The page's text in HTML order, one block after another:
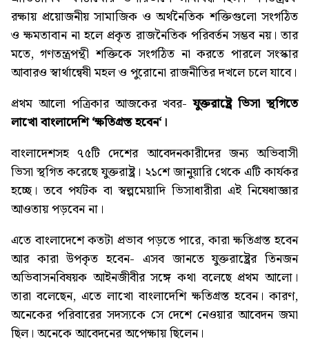
রক্ষায় প্রয়োজনীয় সামাজিক ও অর্থনৈতিক শক্তিগুলো সংগঠিত
ও ক্ষমতাবান না হলে প্রকৃত রাজনৈতিক পরিবর্তন সম্ভব নয়। তার
মতে, গণতন্ত্রপন্থী শক্তিকে সংগঠিত না করতে পারলে সংস্কার
আবারও স্বার্থান্বেষী মহল ও পুরোনো রাজনীতির দখলে চলে যাবে।
প্রথম আলো পত্রিকার আজকের খবর- যুক্তরাষ্ট্রে ভিসা স্থগিতে
লাখো বাংলাদেশি ‘ক্ষতিগ্রস্ত হবেন‘।
বাংলাদেশসহ ৭৫টি দেশের আবেদনকারীদের জন্য অভিবাসী
ভিসা স্থগিত করেছে যুক্তরাষ্ট্র। ২১শে জানুয়ারি থেকে এটি কার্যকর
হচ্ছে। তবে পর্যটক বা স্বল্পমেয়াদি ভিসাধারীরা এই নিষেধাজ্ঞার
আওতায় পড়বেন না।
এতে বাংলাদেশে কতটা প্রভাব পড়তে পারে, কারা ক্ষতিগ্রস্ত হবেন
আর কারা উপকৃত হবেন- এসব জানতে যুক্তরাষ্ট্রের তিনজন
অভিবাসনবিষয়ক আইনজীবীর সঙ্গে কথা বলেছে প্রথম আলো।
তারা বলেছেন, এতে লাখো বাংলাদেশি ক্ষতিগ্রস্ত হবেন। কারণ,
অনেকের পরিবারের সদস্যকে সে দেশে নেওয়ার আবেদন জমা
ছিল। অনেকে আবেদনের অপেক্ষায় ছিলেন।